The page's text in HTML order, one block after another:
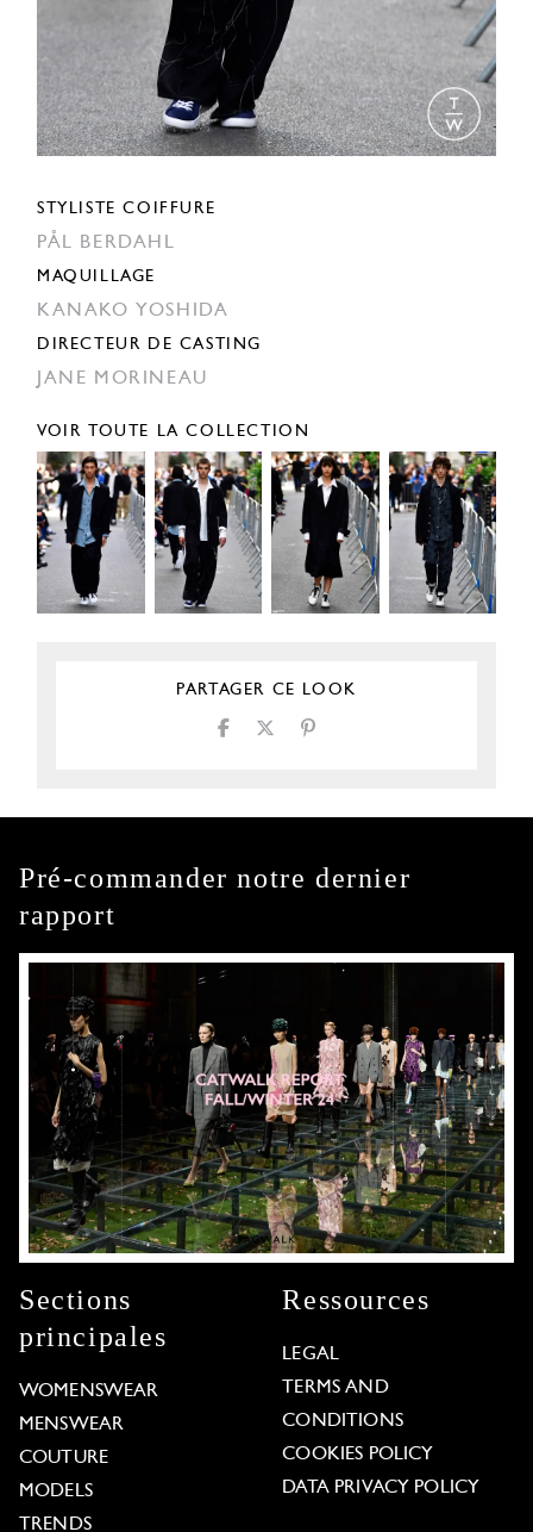
STYLISTE COIFFURE
PÅL BERDAHL
MAQUILLAGE
KANAKO YOSHIDA
DIRECTEUR DE CASTING
JANE MORINEAU
VOIR TOUTE LA COLLECTION
PARTAGER CE LOOK
Pré-commander notre dernier
rapport
Sections
principales
WOMENSWEAR
MENSWEAR
COUTURE
MODELS
TRENDS
Ressources
LEGAL
TERMS AND
CONDITIONS
COOKIES POLICY
DATA PRIVACY POLICY